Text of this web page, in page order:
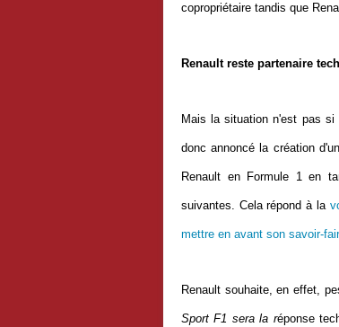
copropriétaire tandis que
Renault reste partenaire
Mais la situation n'est pas
donc annoncé la création
Renault en Formule 1 en
suivantes. Cela répond à la
mettre en avant son savoir-
Renault souhaite, en effet,
Sport F1 sera la réponse